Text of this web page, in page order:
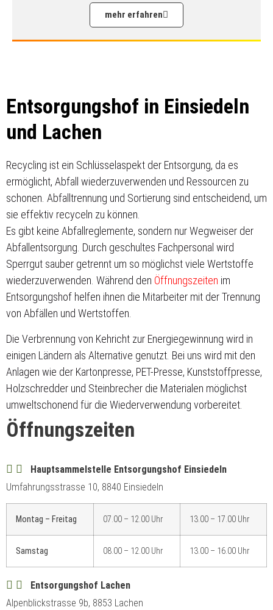
mehr erfahren
Entsorgungshof in Einsiedeln
und Lachen
Recycling ist ein Schlüsselaspekt der Entsorgung, da es
ermöglicht, Abfall wiederzuverwenden und Ressourcen zu
schonen. Abfalltrennung und Sortierung sind entscheidend, um
sie effektiv recyceln zu können.
Es gibt keine Abfallreglemente, sondern nur Wegweiser der
Abfallentsorgung. Durch geschultes Fachpersonal wird
Sperrgut sauber getrennt um so möglichst viele Wertstoffe
wiederzuverwenden. Während den Öffnungszeiten im
Entsorgungshof helfen ihnen die Mitarbeiter mit der Trennung
von Abfällen und Wertstoffen.
Die Verbrennung von Kehricht zur Energiegewinnung wird in
einigen Ländern als Alternative genutzt. Bei uns wird mit den
Anlagen wie der Kartonpresse, PET-Presse, Kunststoffpresse,
Holzschredder und Steinbrecher die Materialen möglichst
umweltschonend für die Wiederverwendung vorbereitet.
Öffnungszeiten
Hauptsammelstelle Entsorgungshof Einsiedeln
Umfahrungsstrasse 10, 8840 Einsiedeln
Montag – Freitag 07.00 – 12.00 Uhr 13.00 – 17.00 Uhr
Samstag 08.00 – 12.00 Uhr 13.00 – 16.00 Uhr
Entsorgungshof Lachen
Alpenblickstrasse 9b, 8853 Lachen